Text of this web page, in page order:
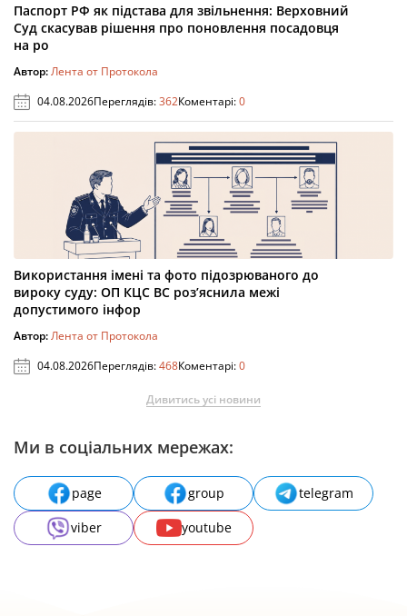
Паспорт РФ як підстава для звільнення: Верховний
Суд скасував рішення про поновлення посадовця
на ро
Автор:Лента от Протокола
04.08.2026Переглядів:362Коментарі:0
Використання імені та фото підозрюваного до
вироку суду: ОП КЦС ВС роз’яснила межі
допустимого інфор
Автор:Лента от Протокола
04.08.2026Переглядів:468Коментарі:0
Дивитись усі новини
Ми в соціальних мережах:
page group
telegram
viber
youtube